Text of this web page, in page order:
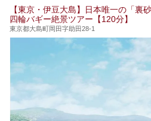
24時間営業で宿泊できる
い施設、デートや休日レ
が充実した施設など、利
ださい。
【東京・伊豆大島】日本唯一の「裏
四輪バギー絶景ツアー【120分】
東京都大島町岡田字助田28-1